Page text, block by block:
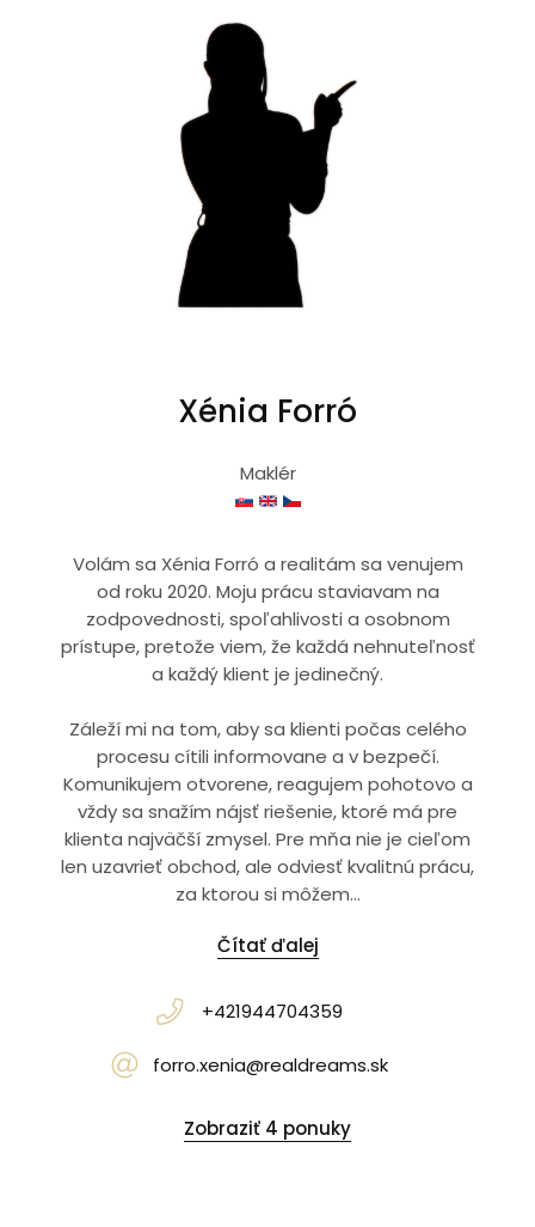
Xénia Forró
Maklér
Volám sa Xénia Forró a realitám sa venujem
od roku 2020. Moju prácu staviavam na
zodpovednosti, spoľahlivosti a osobnom
prístupe, pretože viem, že každá nehnuteľnosť
a každý klient je jedinečný.
Záleží mi na tom, aby sa klienti počas celého
procesu cítili informovane a v bezpečí.
Komunikujem otvorene, reagujem pohotovo a
vždy sa snažím nájsť riešenie, ktoré má pre
klienta najväčší zmysel. Pre mňa nie je cieľom
len uzavrieť obchod, ale odviesť kvalitnú prácu,
za ktorou si môžem...
Čítať ďalej
+421944704359
forro.xenia@realdreams.sk
Zobraziť 4 ponuky